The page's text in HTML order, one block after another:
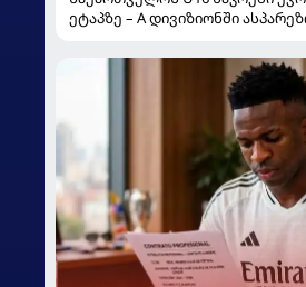
ეტაპზე – A დივიზიონში